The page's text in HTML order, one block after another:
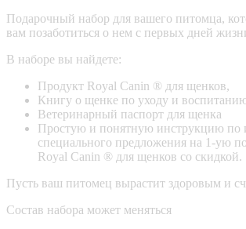
Подарочный набор для вашего питомца,
вам позаботиться о нем с первых дней
В наборе вы найдете:
Продукт Royal Canin ® для щенков,
Книгу о щенке по уходу и
Ветеринарный паспорт для щенка
Простую и понятную инструкцию по
специального предложения на 1-ую
Royal Canin ® для щенков со скидкой.
Пусть ваш питомец вырастит здоровым и
Состав набора может меняться